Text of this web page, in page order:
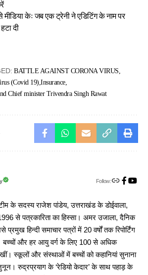
मीडिया केः जब एक ट्रेनी ने एडिटिंग के नाम पर
दी
BATTLE AGAINST CORONA VIRUS
(Covid 19) Insurance
Chief minister Trivendra Singh Rawat
Follow:
के सदस्य राजेश पांडेय, उत्तराखंड के डोईवाला,
से पत्रकारिता का हिस्सा। अमर उजाला, दैनिक
हिन्दी समाचार पत्रों में 20 वर्षों तक रिपोर्टिंग
और हर आयु वर्ग के लिए 100 से अधिक
स्कूलों और संस्थाओं में बच्चों को कहानियां सुनाना
रुद्रप्रयाग के ‘रेडियो केदार’ के साथ पहाड़ के